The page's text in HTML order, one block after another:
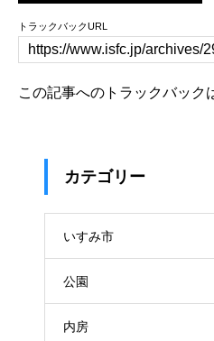
トラックバックURL
この記事へのトラックバック
カテゴリー
いすみ市
公園
内房